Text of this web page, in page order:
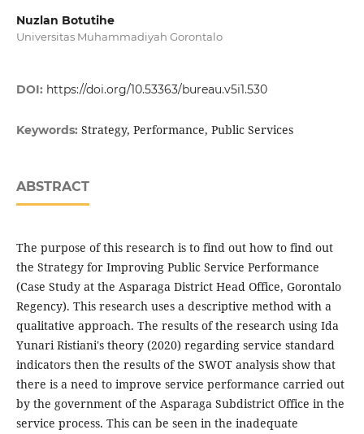
Nuzlan Botutihe
Universitas Muhammadiyah Gorontalo
DOI: https://doi.org/10.53363/bureau.v5i1.530
Keywords: Strategy, Performance, Public Services
ABSTRACT
The purpose of this research is to find out how to find out
the Strategy for Improving Public Service Performance
(Case Study at the Asparaga District Head Office, Gorontalo
Regency). This research uses a descriptive method with a
qualitative approach. The results of the research using Ida
Yunari Ristiani's theory (2020) regarding service standard
indicators then the results of the SWOT analysis show that
there is a need to improve service performance carried out
by the government of the Asparaga Subdistrict Office in the
service process. This can be seen in the inadequate